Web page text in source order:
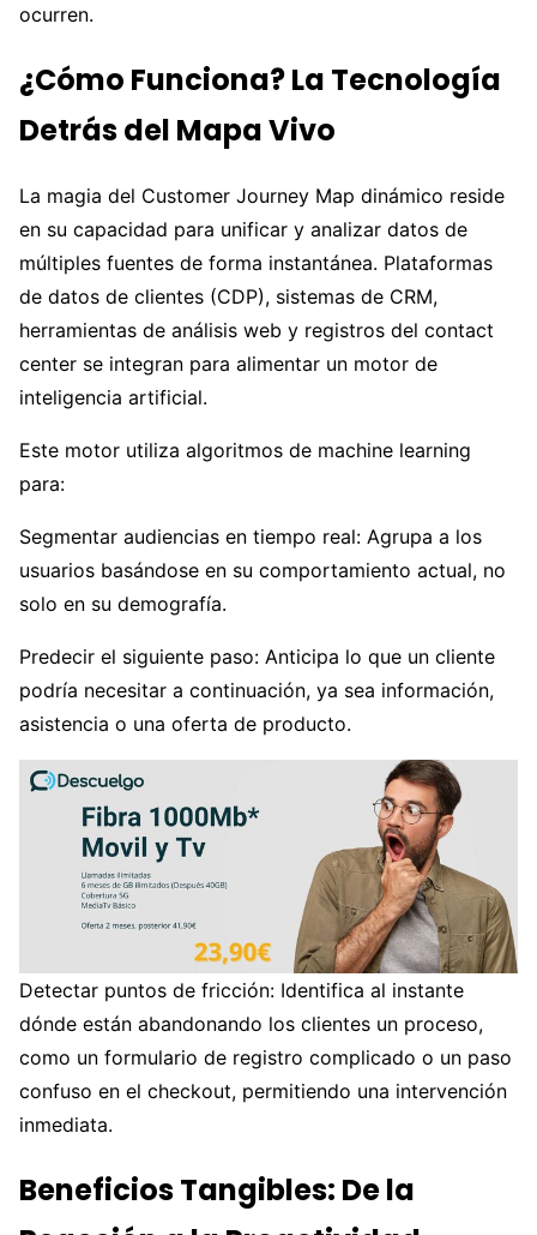
ocurren.
¿Cómo Funciona? La Tecnología
Detrás del Mapa Vivo
La magia del Customer Journey Map dinámico reside
en su capacidad para unificar y analizar datos de
múltiples fuentes de forma instantánea. Plataformas
de datos de clientes (CDP), sistemas de CRM,
herramientas de análisis web y registros del contact
center se integran para alimentar un motor de
inteligencia artificial.
Este motor utiliza algoritmos de machine learning
para:
Segmentar audiencias en tiempo real: Agrupa a los
usuarios basándose en su comportamiento actual, no
solo en su demografía.
Predecir el siguiente paso: Anticipa lo que un cliente
podría necesitar a continuación, ya sea información,
asistencia o una oferta de producto.
Detectar puntos de fricción: Identifica al instante
dónde están abandonando los clientes un proceso,
como un formulario de registro complicado o un paso
confuso en el checkout, permitiendo una intervención
inmediata.
Beneficios Tangibles: De la